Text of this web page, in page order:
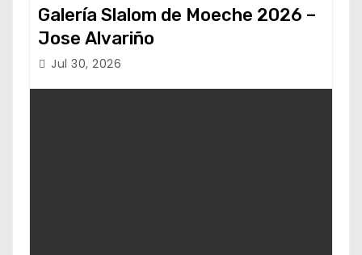
Galería Slalom de Moeche 2026 –
Jose Alvariño
Jul 30, 2026